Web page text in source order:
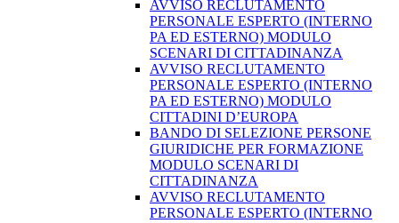
AVVISO RECLUTAMENTO
PERSONALE ESPERTO (INTERNO
PA ED ESTERNO) MODULO
SCENARI DI CITTADINANZA
AVVISO RECLUTAMENTO
PERSONALE ESPERTO (INTERNO
PA ED ESTERNO) MODULO
CITTADINI D’EUROPA
BANDO DI SELEZIONE PERSONE
GIURIDICHE PER FORMAZIONE
MODULO SCENARI DI
CITTADINANZA
AVVISO RECLUTAMENTO
PERSONALE ESPERTO (INTERNO